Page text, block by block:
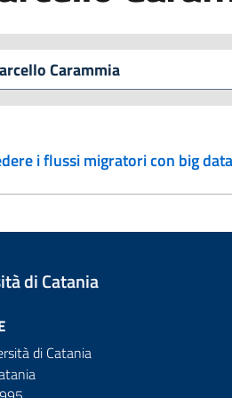
i flussi migratori con big
di Catania
di Catania